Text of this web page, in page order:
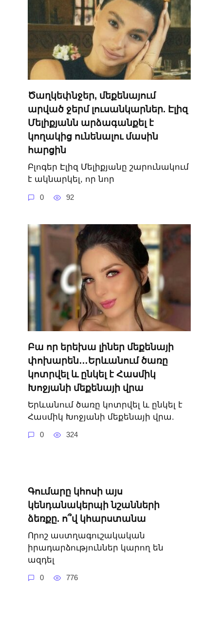
Ծաղկեփնջեր, մեքենայում
արված ջերմ լուսանկարներ. Էլիզ
Մելիքյանն արձագանքել է
կողակից ունենալու մասին
հարցին
Բլոգեր Էլիզ Մելիքյանը շարունակում
է ակնարկել, որ նոր
0 92
Բա որ երեխա լիներ մեքենայի
փոխարեն…Երևանում ծառը
կոտրվել և ընկել է Հասմիկ
Խոջյանի մեքենայի վրա
Երևանում ծառը կոտրվել և ընկել է
Հասմիկ Խոջյանի մեքենայի վրա.
0 324
Գումարը կհոսի այս
կենդանակերպի նշանների
ձեռքը. ո՞վ կհարստանա
Որոշ աստղագուշակական
իրադարձություններ կարող են
ազդել
0 776